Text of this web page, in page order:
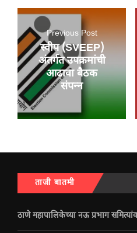
Previous Post
स्वीप (SVEEP)
अंतर्गत उपक्रमांची
आढावा बैठक
संपन्न
ताजी बातमी
ठाणे महापालिकेच्या नऊ प्रभाग